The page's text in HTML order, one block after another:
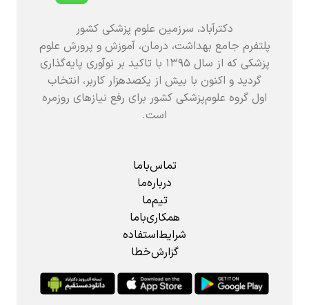
دکترآباد، سرزمین علوم پزشکی کشور
پلتفرم جامع بهداشت، درمان، آموزش و پرورش علوم
پزشکی که از سال ۱۳۹۵ با تاکید بر نوآوری پایه‌گذاری
گردید و اکنون با بیش از یکصدهزار کاربر، انتخاب
اول گروه علوم‌پزشکی کشور برای رفع نیازهای روزمره
است.
تماس‌باما
درباره‌ما
تیم‌ما
همکاری‌باما
شرایط‌استفاده
گزارش‌خطا